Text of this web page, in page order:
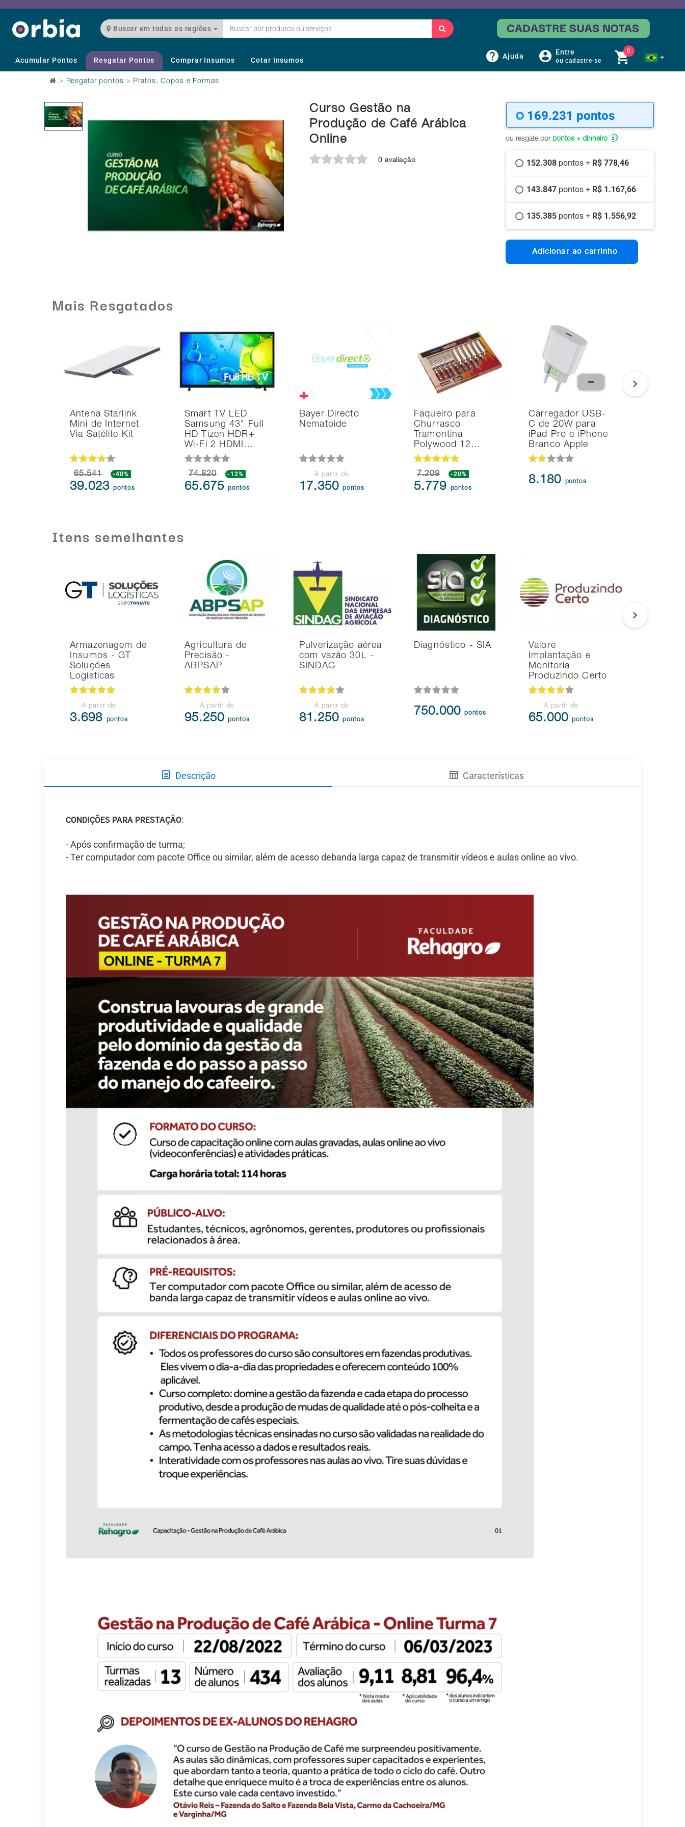
Buscar em todas as regiões
Acumular Pontos Resgatar Pontos Comprar Insumos Cotar Insumos Ajuda Entre
ou cadastre-se
0
> Resgatar pontos > Pratos, Copos e Formas
Curso Gestão na
Produção de Café Arábica
Online
0 avaliação
169.231 pontos
ou resgate por pontos + dinheiro
152.308 pontos + R$ 778,46
143.847 pontos + R$ 1.167,66
135.385 pontos + R$ 1.556,92
Adicionar ao carrinho
Mais Resgatados
Antena Starlink
Mini de Internet
Via Satélite Kit
65.541 -40%
39.023pontos
Smart TV LED
Samsung 43" Full
HD Tizen HDR+
Wi-Fi 2 HDMI…
74.820 -12%
65.675pontos
Bayer Directo
Nematoide
A partir de
17.350pontos
Faqueiro para
Churrasco
Tramontina
Polywood 12…
7.209 -20%
5.779 pontos
Carregador USB-
C de 20W para
iPad Pro e iPhone
Branco Apple
8.180 pontos
Itens semelhantes
Armazenagem de
Insumos - GT
Soluções
Logísticas
A partir de
3.698 pontos
Agricultura de
Precisão -
ABPSAP
A partir de
95.250pontos
Pulverização aérea
com vazão 30L -
SINDAG
A partir de
81.250pontos
Diagnóstico - SIA
750.000pontos
Valore
Implantação e
Monitoria –
Produzindo Certo
A partir de
65.000pontos
Descrição Características
CONDIÇÕES PARA PRESTAÇÃO:
- Após confirmação de turma;
- Ter computador com pacote Office ou similar, além de acesso debanda larga capaz de transmitir vídeos e aulas online ao vivo.